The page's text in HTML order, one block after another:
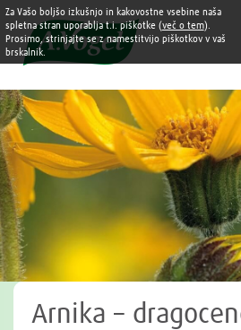

Arnika –
Za Vašo boljšo izkušnjo in kakovostne vsebine naša
spletna stran uporablja t.i. piškotke (več o tem).
Prosimo, strinjajte se z namestitvijo piškotkov v vaš
brskalnik.